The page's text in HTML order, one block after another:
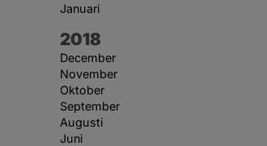
Januari
År:
2018
December
November
Oktober
September
Augusti
Juni